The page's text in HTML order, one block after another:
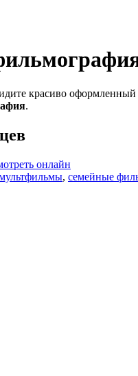
красиво
.
онлайн
, семейные